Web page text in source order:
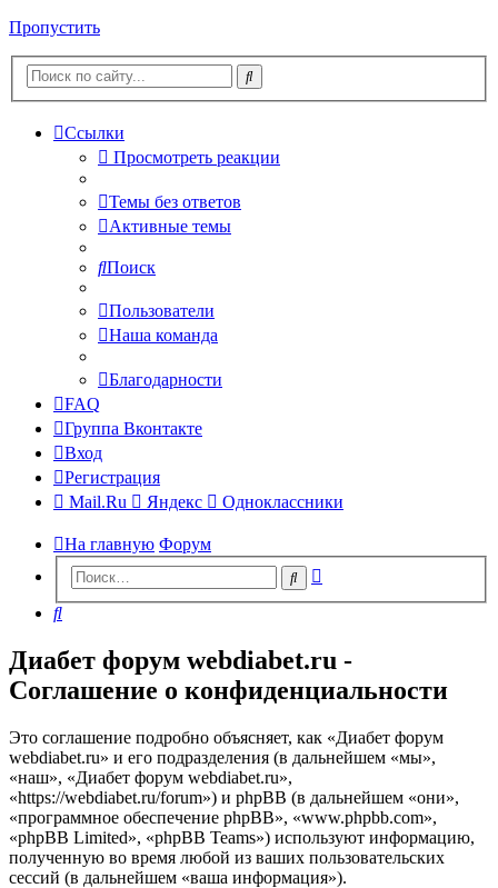
Пропустить
Ссылки
Просмотреть реакции
Темы без ответов
Активные темы
Поиск
Пользователи
Наша команда
Благодарности
FAQ
Группа Вконтакте
Вход
Регистрация
Mail.Ru
Яндекс Одноклассники
На главную Форум
Поиск
Поиск
Диабет форум webdiabet.ru -
Соглашение о конфиденциальности
Это соглашение подробно объясняет, как «Диабет форум
webdiabet.ru» и его подразделения (в дальнейшем «мы»,
«наш», «Диабет форум webdiabet.ru»,
«https://webdiabet.ru/forum») и phpBB (в дальнейшем «они»,
«программное обеспечение phpBB», «www.phpbb.com»,
«phpBB Limited», «phpBB Teams») используют информацию,
полученную во время любой из ваших пользовательских
сессий (в дальнейшем «ваша информация»).